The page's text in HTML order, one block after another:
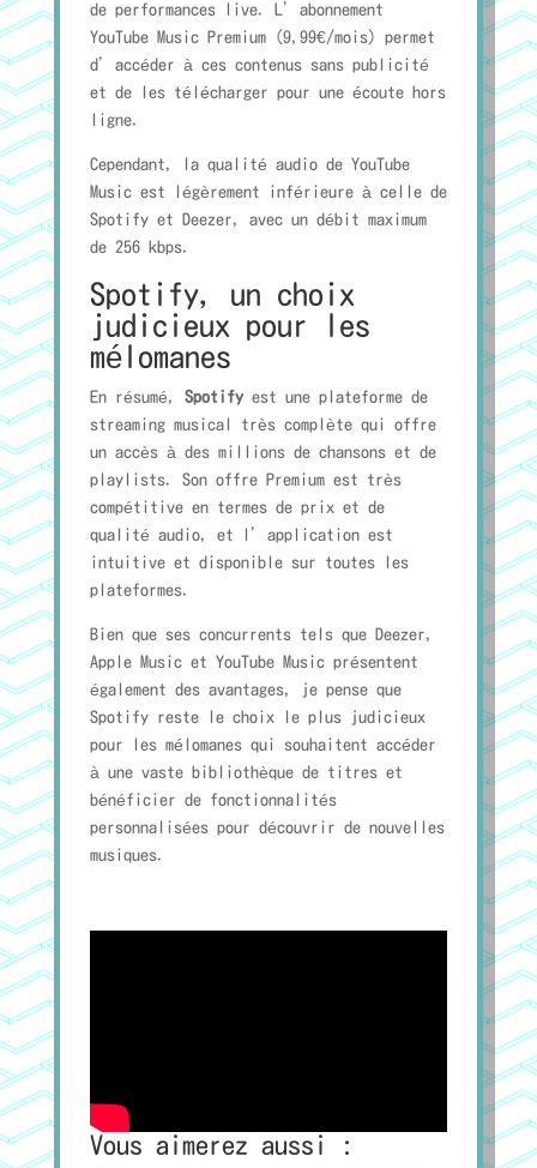
de performances live. L’abonnement
YouTube Music Premium (9,99€/mois) permet
d’accéder à ces contenus sans publicité
et de les télécharger pour une écoute hors
ligne.
Cependant, la qualité audio de YouTube
Music est légèrement inférieure à celle de
Spotify et Deezer, avec un débit maximum
de 256 kbps.
Spotify, un choix
judicieux pour les
mélomanes
En résumé, Spotifyest une plateforme de
streaming musical très complète qui offre
un accès à des millions de chansons et de
playlists. Son offre Premium est très
compétitive en termes de prix et de
qualité audio, et l’application est
intuitive et disponible sur toutes les
plateformes.
Bien que ses concurrents tels que Deezer,
Apple Music et YouTube Music présentent
également des avantages, je pense que
Spotify reste le choix le plus judicieux
pour les mélomanes qui souhaitent accéder
à une vaste bibliothèque de titres et
bénéficier de fonctionnalités
personnalisées pour découvrir de nouvelles
musiques.
Vous aimerez aussi :